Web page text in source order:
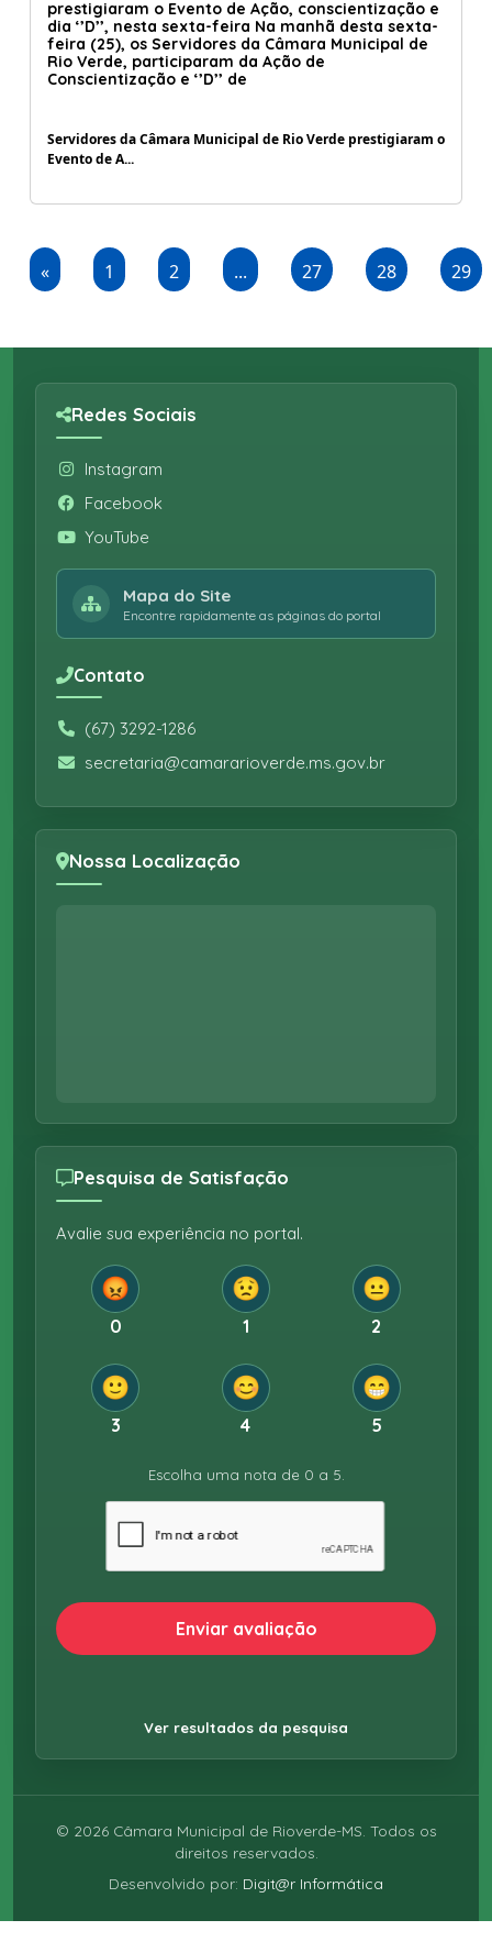
prestigiaram o Evento de Ação, conscientização e
dia ‘’D’’, nesta sexta-feira Na manhã desta sexta-
feira (25), os Servidores da Câmara Municipal de
Rio Verde, participaram da Ação de
Conscientização e ‘’D’’ de
Servidores da Câmara Municipal de Rio Verde prestigiaram o
Evento de A...
« 1 2 ... 27 28 29
Redes Sociais
Instagram
Facebook
YouTube
Mapa do Site
Encontre rapidamente as páginas do portal
Contato
(67) 3292-1286
secretaria@camararioverde.ms.gov.br
Nossa Localização
Pesquisa de Satisfação
Avalie sua experiência no portal.
😡
0
😟
1
😐
2
🙂
3
😊
4
😁
5
Escolha uma nota de 0 a 5.
Enviar avaliação
Ver resultados da pesquisa
© 2026Câmara Municipal de Rioverde-MS. Todos os
direitos reservados.
Desenvolvido por: Digit@r Informática